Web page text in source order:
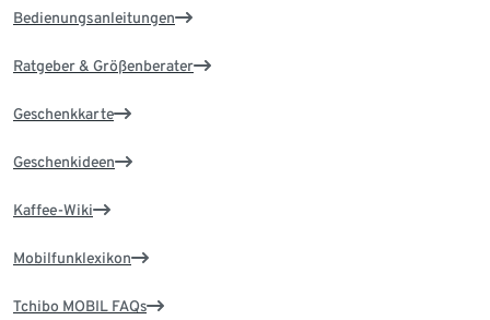
Bedienungsanleitungen
Ratgeber & Größenberater
Geschenkkarte
Geschenkideen
Kaffee-Wiki
Mobilfunklexikon
Tchibo MOBIL FAQs